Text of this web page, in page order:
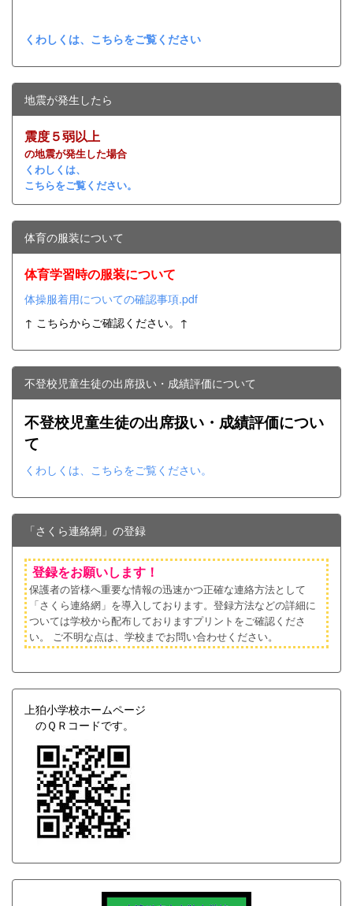
くわしくは、こちらをご覧ください
地震が発生したら
震度５弱以上
の地震が発生した場合
くわしくは、
こちらをご覧ください。
体育の服装について
体育学習時の服装について
体操服着用についての確認事項.pdf
↑ こちらからご確認ください。↑
不登校児童生徒の出席扱い・成績評価について
不登校児童生徒の出席扱い・成績評価につい
て
くわしくは、こちらをご覧ください。
「さくら連絡網」の登録
登録をお願いします！
保護者の皆様へ重要な情報の迅速かつ正確な連絡方法として
「さくら連絡網」を導入しております。登録方法などの詳細に
ついては学校から配布しておりますプリントをご確認くださ
い。
ご不明な点は、学校までお問い合わせください。
上狛小学校ホームページ
のＱＲコードです。